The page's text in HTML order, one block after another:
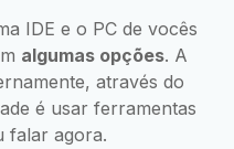
IDE e o PC de vocês
algumas opções. A
através do
é usar ferramentas
falar agora.